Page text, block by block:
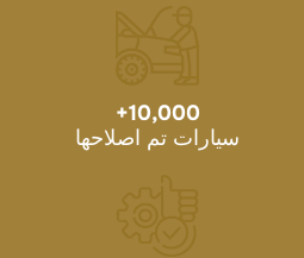
10,000
+
سيارات تم اصلاحها